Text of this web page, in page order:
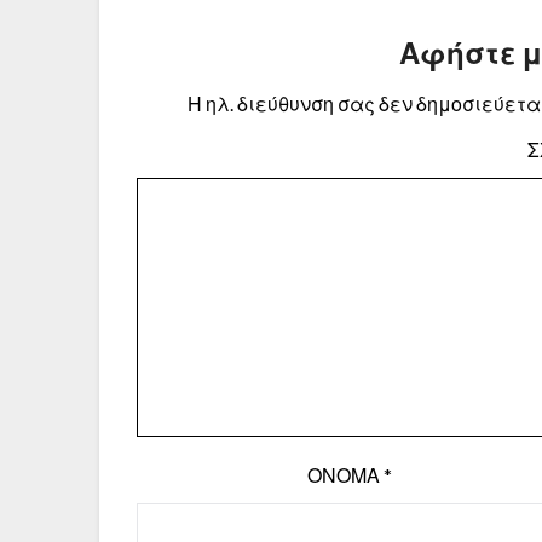
Αφήστε
Η ηλ. διεύθυνση σας δεν
ΌΝΟΜΑ *